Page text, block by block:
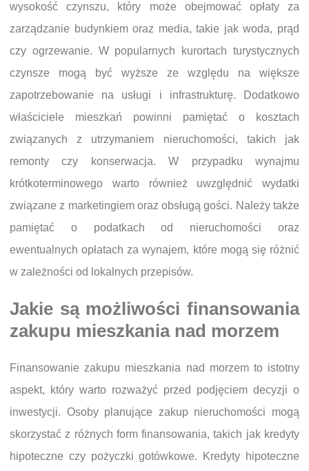
wysokość czynszu, który może obejmować opłaty za
zarządzanie budynkiem oraz media, takie jak woda, prąd
czy ogrzewanie. W popularnych kurortach turystycznych
czynsze mogą być wyższe ze względu na większe
zapotrzebowanie na usługi i infrastrukturę. Dodatkowo
właściciele mieszkań powinni pamiętać o kosztach
związanych z utrzymaniem nieruchomości, takich jak
remonty czy konserwacja. W przypadku wynajmu
krótkoterminowego warto również uwzględnić wydatki
związane z marketingiem oraz obsługą gości. Należy także
pamiętać o podatkach od nieruchomości oraz
ewentualnych opłatach za wynajem, które mogą się różnić
w zależności od lokalnych przepisów.
Jakie są możliwości finansowania
zakupu mieszkania nad morzem
Finansowanie zakupu mieszkania nad morzem to istotny
aspekt, który warto rozważyć przed podjęciem decyzji o
inwestycji. Osoby planujące zakup nieruchomości mogą
skorzystać z różnych form finansowania, takich jak kredyty
hipoteczne czy pożyczki gotówkowe. Kredyty hipoteczne